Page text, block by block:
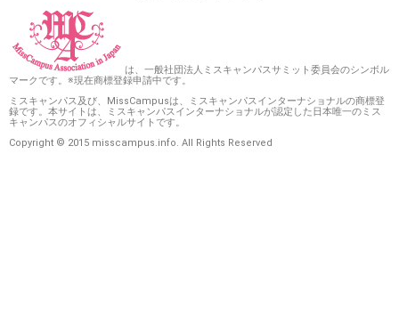
は、一般社団法人ミスキャンパスサミット委員会のシンボル
マークです。※現在商標登録申請中です。
ミスキャンパス及び、MissCampusは、ミスキャンパスインターナショナルの商標登
録です。本サイトは、ミスキャンパスインターナショナルが認定した日本唯一のミス
キャンパスのオフィシャルサイトです。
Copyright © 2015 misscampus.info. All Rights Reserved